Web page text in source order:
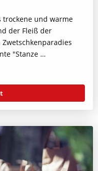
trockene und warme
der Fleiß der
"Stanze …